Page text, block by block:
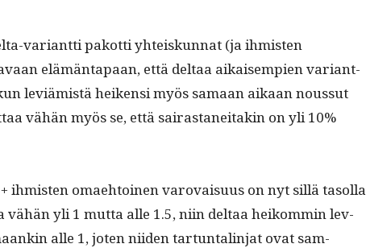
vari­ant­ti pakot­ti yhteiskun­nat (ja ihmis­ten
elämän­ta­paan, että deltaa aikaisem­pi­en vari­ant­
lev­iämistä heiken­si myös samaan aikaan nous­sut
vähän myös se, että sairas­taneitakin on yli 10%
ihmis­ten omae­htoinen varovaisu­us on nyt sil­lä tasol­la
yli 1 mut­ta alle 1.5, niin deltaa heikom­min lev­
alle 1, joten niiden tar­tun­tal­in­jat ovat sam­